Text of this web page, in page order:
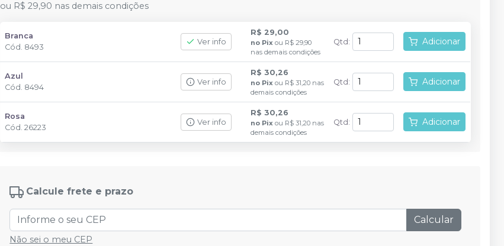
ou R$ 29,90 nas demais condições
Branca
Cód. 8493
Ver info
R$ 29,00
no Pix ou R$ 29,90
nas demais condições
Qtd : Adicionar
Azul
Cód. 8494
Ver info
R$ 30,26
no Pix ou R$ 31,20 nas
demais condições
Qtd : Adicionar
Rosa
Cód.26223
Ver info
R$ 30,26
no Pix ou R$ 31,20 nas
demais condições
Qtd : Adicionar
Calcule frete e prazo
Calcular
Não sei o meu CEP